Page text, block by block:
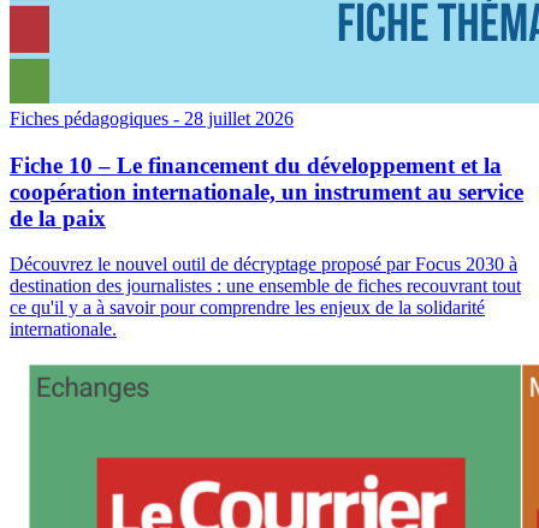
Fiches pédagogiques - 28 juillet 2026
Fiche 10 – Le financement du développement et la
coopération internationale, un instrument au service
de la paix
Découvrez le nouvel outil de décryptage proposé par Focus 2030 à
destination des journalistes : une ensemble de fiches recouvrant tout
ce qu'il y a à savoir pour comprendre les enjeux de la solidarité
internationale.